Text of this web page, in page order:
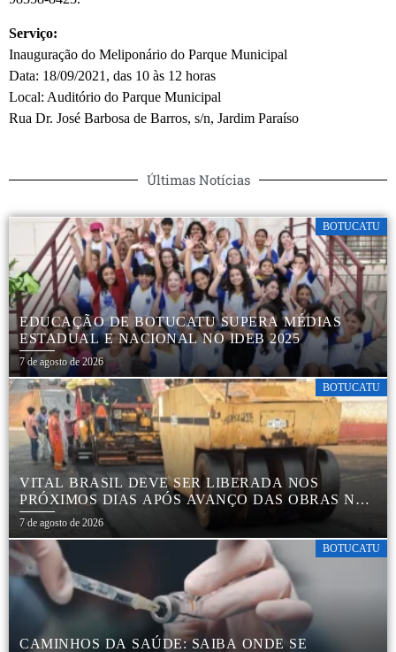
Serviço:
Inauguração do Meliponário do Parque Municipal
Data: 18/09/2021, das 10 às 12 horas
Local: Auditório do Parque Municipal
Rua Dr. José Barbosa de Barros, s/n, Jardim Paraíso
Últimas Notícias
BOTUCATU
EDUCAÇÃO DE BOTUCATU SUPERA MÉDIAS
ESTADUAL E NACIONAL NO IDEB 2025
7 de agosto de 2026
BOTUCATU
VITAL BRASIL DEVE SER LIBERADA NOS
PRÓXIMOS DIAS APÓS AVANÇO DAS OBRAS NA
REGIÃO DA RODOVIÁRIA
7 de agosto de 2026
BOTUCATU
CAMINHOS DA SAÚDE: SAIBA ONDE SE